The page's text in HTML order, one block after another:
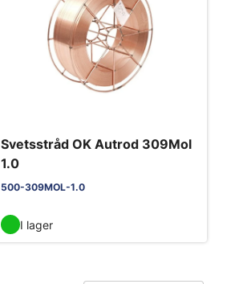
Svetsstråd OK Autrod 309Mol
1.0
500-309MOL-1.0
I lager